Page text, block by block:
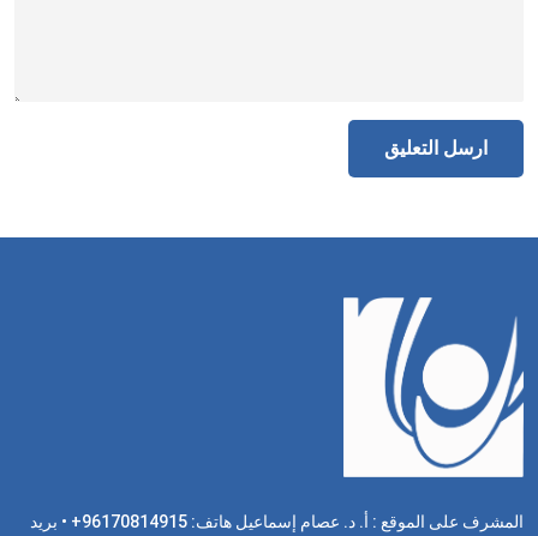
المشرف على الموقع : أ. د. عصام إسماعيل هاتف: 96170814915+ • بريد